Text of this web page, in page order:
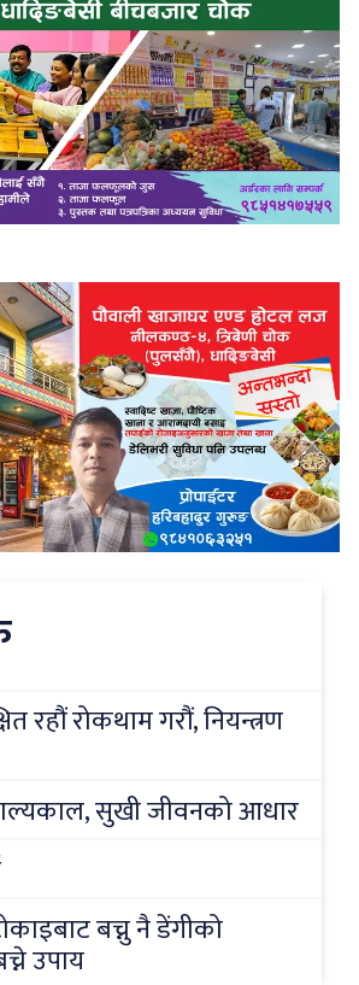
रहौं रोकथाम गरौं, नियन्त्रण
सुखी जीवनको आधार
बच्नु नै डेंगीको
उपाय